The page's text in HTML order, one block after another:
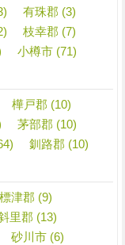
有珠郡 (3)
枝幸郡 (7)
小樽市 (71)
樺戸郡 (10)
茅部郡 (10)
釧路郡 (10)
標津郡 (9)
里郡 (13)
砂川市 (6)